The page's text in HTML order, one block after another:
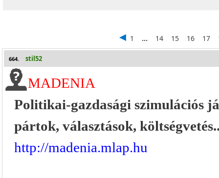
1 ... 14 15 16 17
664. stil52
MADENIA
Politikai-gazdasági szimulációs
pártok, választások,
http://madenia.mlap.hu